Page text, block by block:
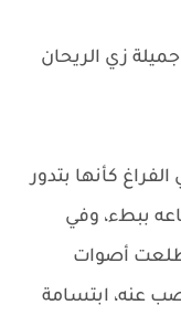
زي الريحان
كأنها بتدور
ببطء، وفي
أصوات
عنه، ابتسامة